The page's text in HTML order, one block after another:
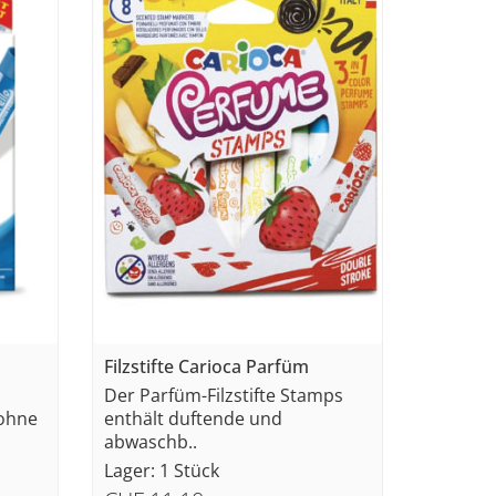
Filzstifte Carioca Parfüm
Der Parfüm-Filzstifte Stamps
enthält duftende und
abwaschb..
Lager: 1 Stück